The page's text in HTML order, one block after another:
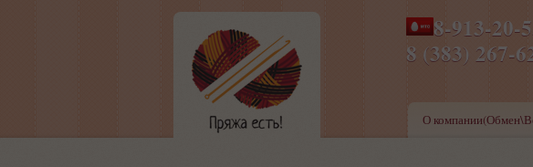
8-913-
8 (383)
ПН-ПТ 8-17,СБ-
О